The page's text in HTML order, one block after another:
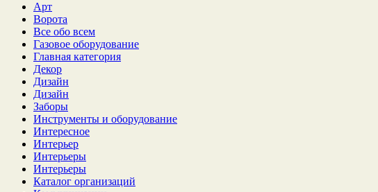
Арт
Ворота
Все обо всем
Газовое оборудование
Главная категория
Декор
Дизайн
Дизайн
Заборы
Инструменты и оборудование
Интересное
Интерьер
Интерьеры
Интерьеры
Каталог организаций